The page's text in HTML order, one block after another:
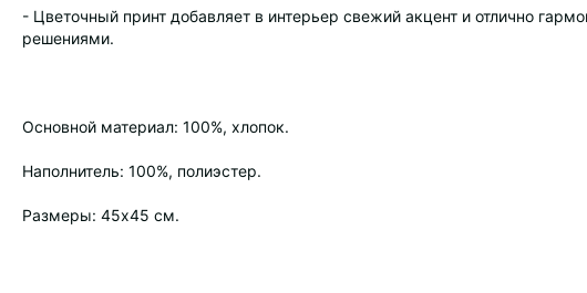
- Цветочный принт добавляет в интерьер свежий акцент и отлично
решениями.
Основной материал: 100%, хлопок.
Наполнитель: 100%, полиэстер.
Размеры: 45х45 см.